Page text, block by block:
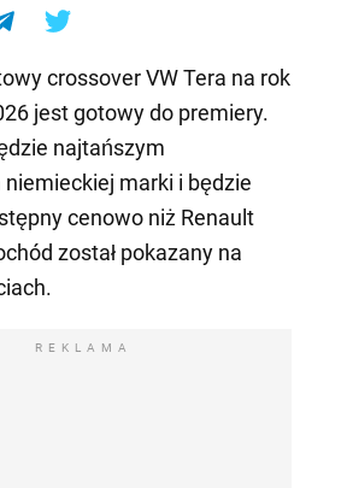
crossover VW Tera na rok
jest gotowy do premiery.
najtańszym
marki i będzie
cenowo niż Renault
został pokazany na
REKLAMA